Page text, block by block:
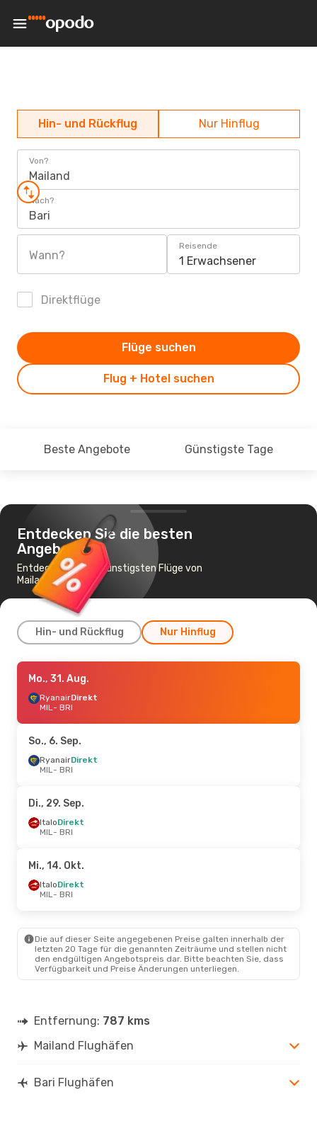
Hin- und Rückflug Nur Hinflug
Von?
Mailand
Nach?
Bari
Wann?
Reisende
1 Erwachsener
Direktflüge
Flug + Hotel suchen
Flüge suchen
Beste Angebote Günstigste Tage
Entdecken Sie die besten
Angebote
Entdecken Sie die günstigsten Flüge von
Mailand nach Bari
Hin- und Rückflug Nur Hinflug
Do., 3. Sep.- Mo., 7. Sep.
RyanairDirekt
MIL- BRI
BRI- MIL
Mo., 24. Aug.- Mi., 26. Aug.
ItaloDirekt
BRI - MIL
EasyjetDirekt
MIL - BRI
EasyjetDirekt
BRI
- MIL
Di., 6. Okt.- Fr., 9. Okt.
ItaloDirekt
MIL- BRI
ItaloDirekt
BRI- MIL
Mo., 31. Aug.
RyanairDirekt
MIL- BRI
So., 6. Sep.
RyanairDirekt
MIL- BRI
Di., 29. Sep.
ItaloDirekt
MIL- BRI
Mi., 14. Okt.
ItaloDirekt
MIL- BRI
Die auf dieser Seite angegebenen Preise galten innerhalb der
letzten 20 Tage für die genannten Zeiträume und stellen nicht
den endgültigen Angebotspreis dar. Bitte beachten Sie, dass
Verfügbarkeit und Preise Änderungen unterliegen.
Entfernung: 787 kms
Mailand Flughäfen
Bari Flughäfen